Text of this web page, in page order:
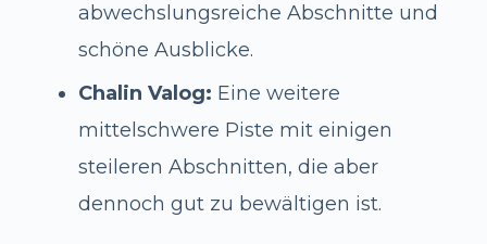
abwechslungsreiche Abschnitte und
schöne Ausblicke.
Chalin Valog: Eine weitere
mittelschwere Piste mit einigen
steileren Abschnitten, die aber
dennoch gut zu bewältigen ist.